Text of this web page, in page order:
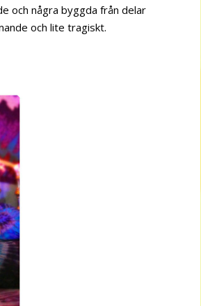
och några byggda från delar
och lite tragiskt.